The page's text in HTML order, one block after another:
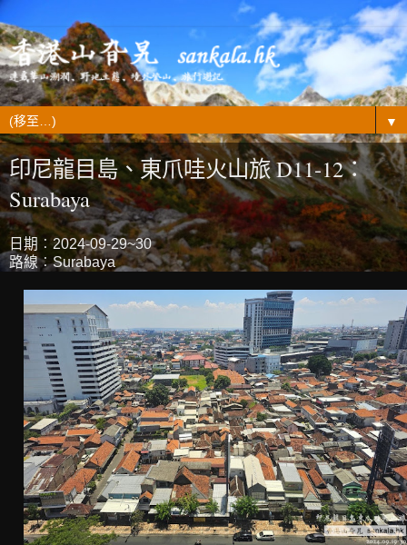
▼
印尼龍目島、東爪哇火山旅 D11-12：
Surabaya
日期︰2024-09-29~30
路線︰Surabaya